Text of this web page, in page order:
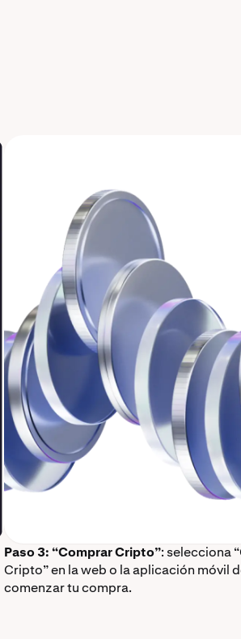
Paso 3: “Comprar Cripto”: selecciona
Cripto” en la web o la aplicación móvil
comenzar tu compra.